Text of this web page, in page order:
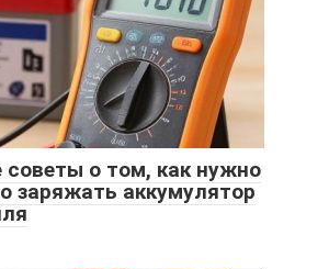
советы о том, как нужно
заряжать аккумулятор